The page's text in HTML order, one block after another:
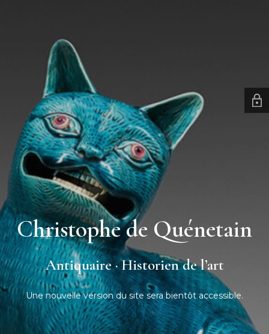
Christophe de Quénetain
Antiquaire · Historien de l’art
Une nouvelle version du site sera bientôt accessible.